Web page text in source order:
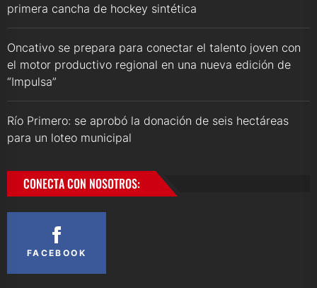
primera cancha de hockey sintética
Oncativo se prepara para conectar el talento joven con
el motor productivo regional en una nueva edición de
“Impulsa”
Río Primero: se aprobó la donación de seis hectáreas
para un loteo municipal
CONECTA CON NOSOTROS:
FACEBOOK